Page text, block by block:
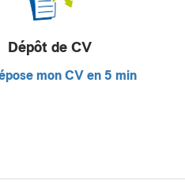
Dépôt de CV
mon CV en 5 min